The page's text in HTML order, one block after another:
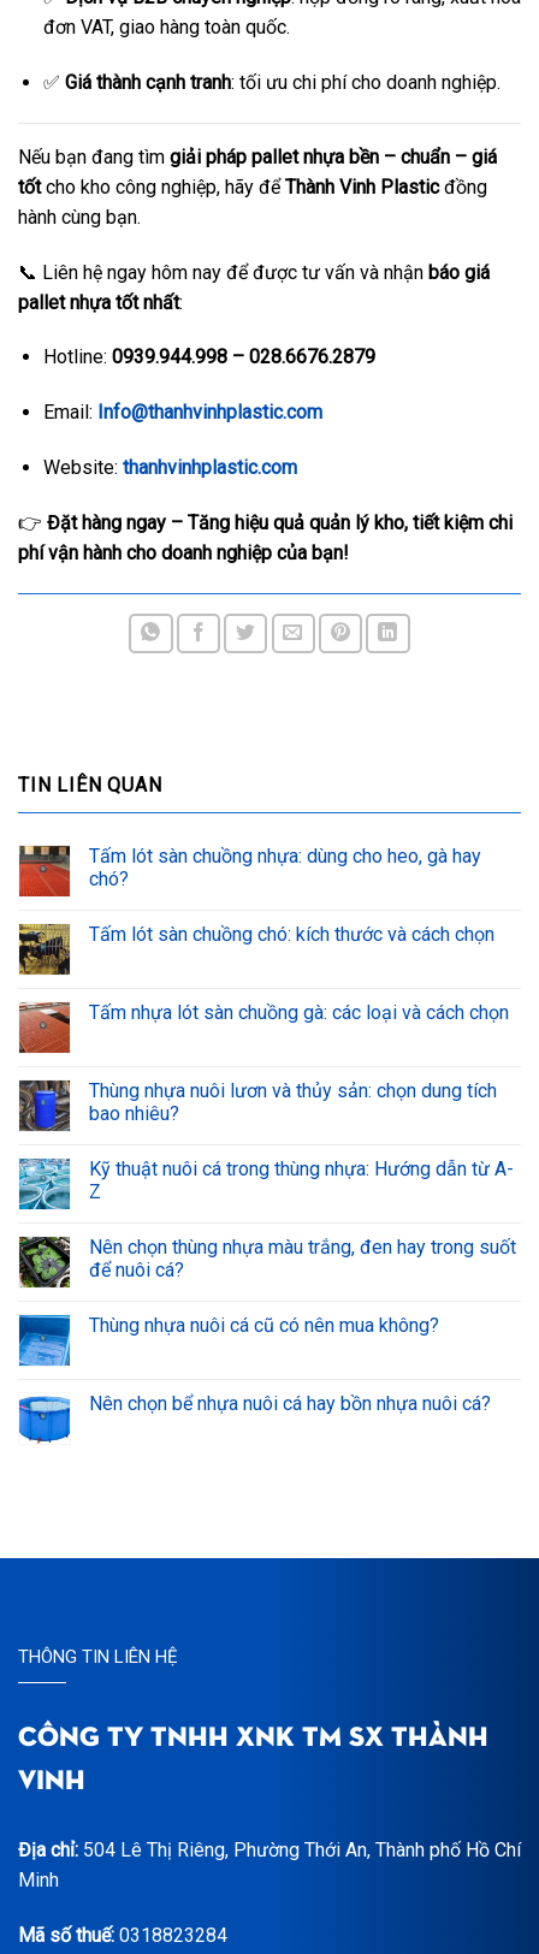
đơn VAT, giao hàng toàn quốc.
✅ Giá thành cạnh tranh: tối ưu chi phí cho doanh nghiệp.
Nếu bạn đang tìm giải pháp pallet nhựa bền – chuẩn – giá
tốtcho kho công nghiệp, hãy đểThành Vinh Plasticđồng
hành cùng bạn.
📞 Liên hệ ngay hôm nay để được tư vấn và nhận báo giá
pallet nhựa tốt nhất:
Hotline: 0939.944.998 – 028.6676.2879
Email: Info@thanhvinhplastic.com
Website: thanhvinhplastic.com
👉 Đặt hàng ngay – Tăng hiệu quả quản lý kho, tiết kiệm chi
phí vận hành cho doanh nghiệp của bạn!
TIN LIÊN QUAN
Tấm lót sàn chuồng nhựa: dùng cho heo, gà hay
chó?
Tấm lót sàn chuồng chó: kích thước và cách chọn
Tấm nhựa lót sàn chuồng gà: các loại và cách chọn
Thùng nhựa nuôi lươn và thủy sản: chọn dung tích
bao nhiêu?
Kỹ thuật nuôi cá trong thùng nhựa: Hướng dẫn từ A-
Z
Nên chọn thùng nhựa màu trắng, đen hay trong suốt
để nuôi cá?
Thùng nhựa nuôi cá cũ có nên mua không?
Nên chọn bể nhựa nuôi cá hay bồn nhựa nuôi cá?
THÔNG TIN LIÊN HỆ
CÔNG TY TNHH XNK TM SX THÀNH
VINH
Địa chỉ: 504 Lê Thị Riêng, Phường Thới An, Thành phố Hồ Chí
Minh
Mã số thuế: 0318823284